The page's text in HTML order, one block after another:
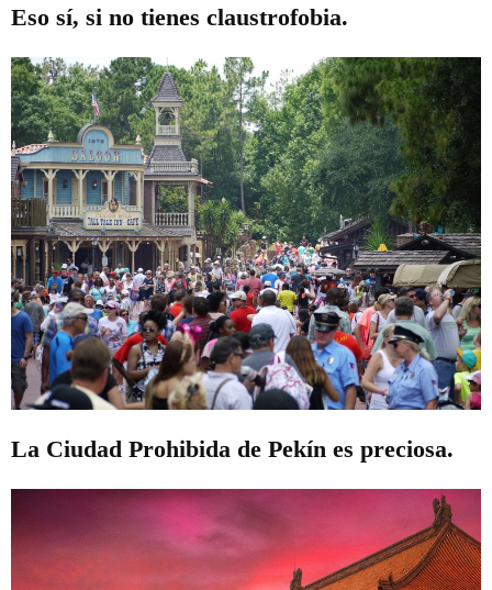
Eso sí, si no tienes claustrofobia.
La Ciudad Prohibida de Pekín es preciosa.